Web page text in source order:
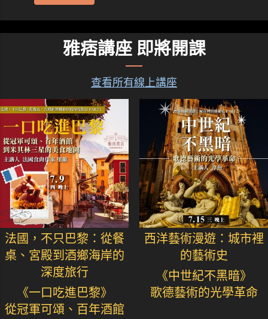
雅痞講座 即將開課
查看所有線上講座
法國，不只巴黎：從餐
桌、宮殿到酒鄉海岸的
深度旅行
《一口吃進巴黎》
從冠軍可頌、百年酒館
西洋藝術漫遊：城市裡
的藝術史
《中世紀不黑暗》
歌德藝術的光學革命